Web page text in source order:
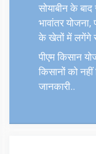
सोयाबीन के बाद
भावांतर
के खेतों में लगेंगे
पीएम किसान
किसानों को
जानकारी..